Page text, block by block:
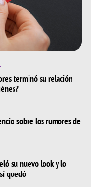
terminó su relación
sobre los rumores de
su nuevo look y lo
quedó